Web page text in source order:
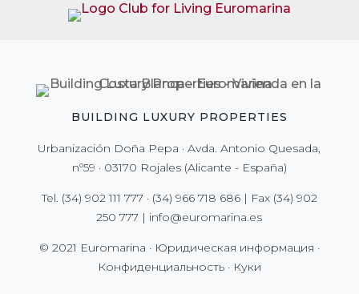
BUILDING LUXURY PROPERTIES
Urbanización Doña Pepa · Avda. Antonio Quesada,
nº59 · 03170 Rojales (Alicante - España)
Tel. (34) 902 111 777 · (34) 966 718 686| Fax (34) 902
250 777 | info@euromarina.es
© 2021 Euromarina · Юридическая информация ·
Конфиденциальность· Куки